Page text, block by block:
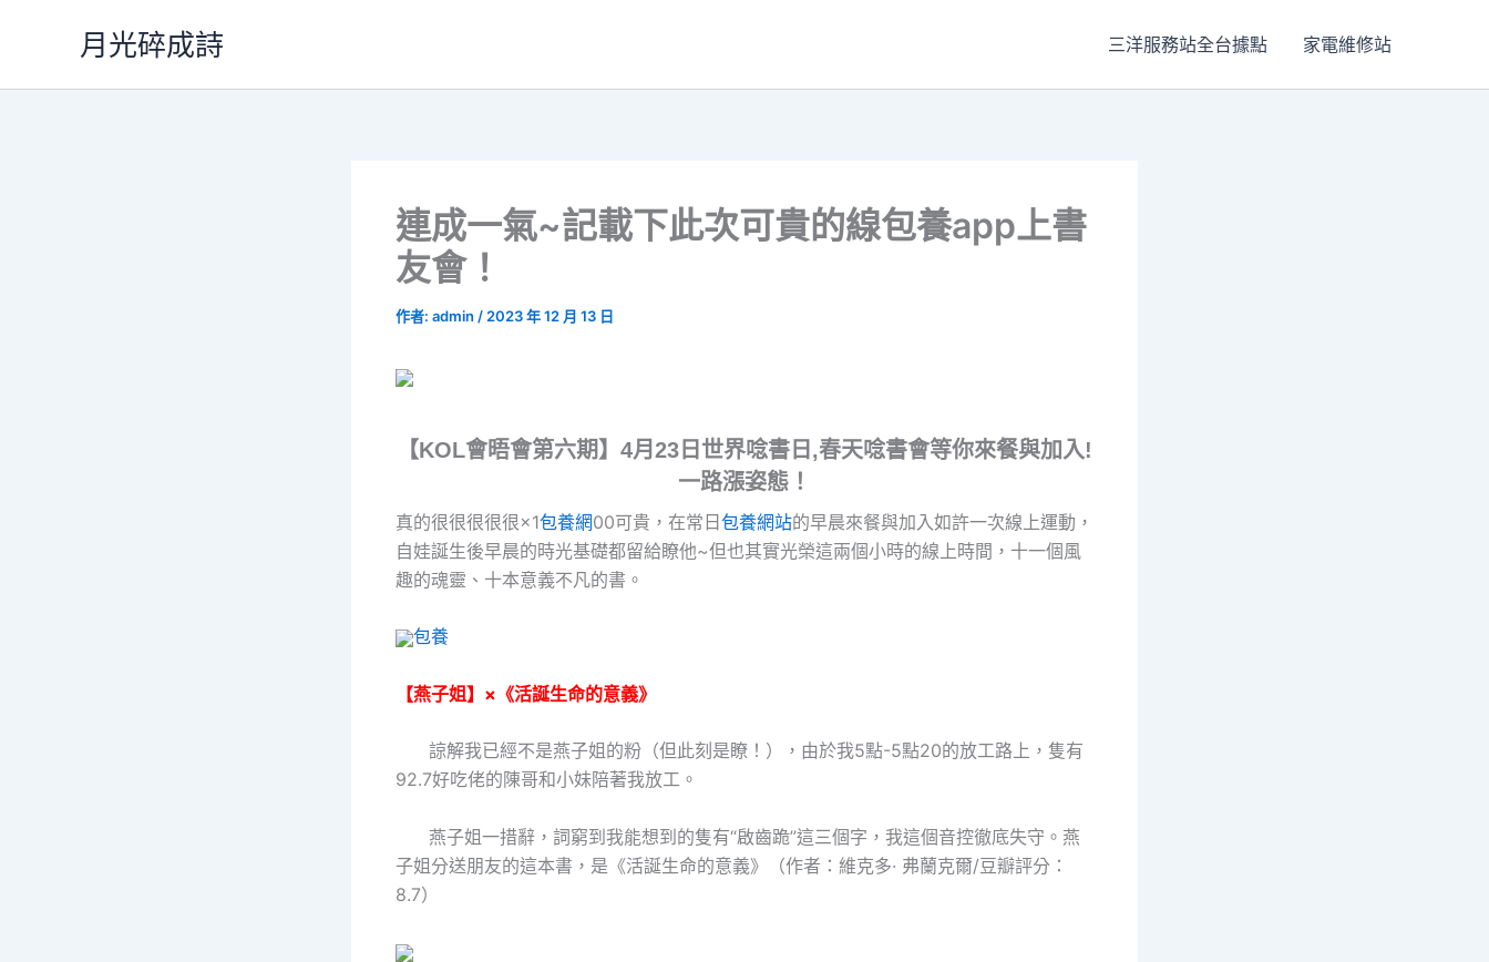
月光碎成詩 三洋服務站全台據點 家電維修站
連成一氣~記載下此次可貴的線包養app上書
友會！
作者: admin / 2023 年 12 月 13 日
【KOL會晤會第六期】4月23日世界唸書日,春天唸書會等你來餐與加入!
一路漲姿態！
真的很很很很很×1包養網00可貴，在常日包養網站的早晨來餐與加入如許一次線上運動，
自娃誕生後早晨的時光基礎都留給瞭他~但也其實光榮這兩個小時的線上時間，十一個風
趣的魂靈、十本意義不凡的書。
包養
【燕子姐】×《活誕生命的意義》
諒解我已經不是燕子姐的粉（但此刻是瞭！），由於我5點-5點20的放工路上，隻有
92.7好吃佬的陳哥和小妹陪著我放工。
燕子姐一措辭，詞窮到我能想到的隻有“啟齒跪”這三個字，我這個音控徹底失守。燕
子姐分送朋友的這本書，是《活誕生命的意義》（作者：維克多· 弗蘭克爾/豆瓣評分：
8.7）